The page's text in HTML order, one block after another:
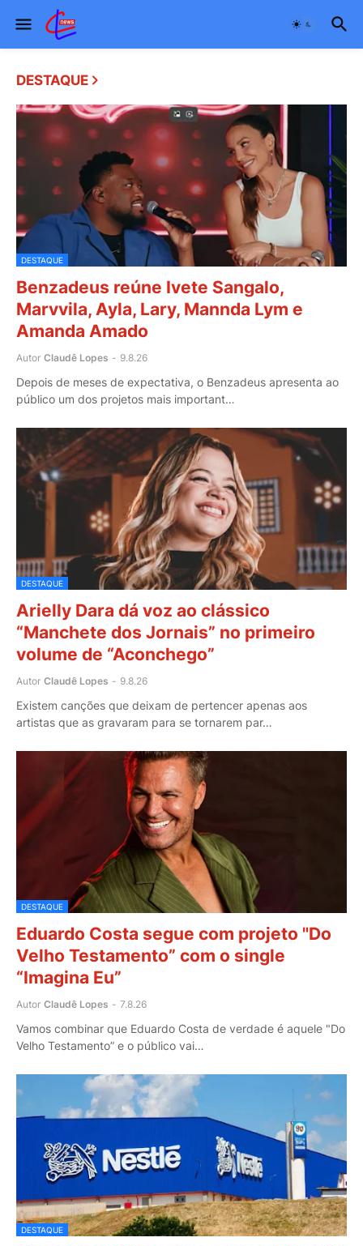
DESTAQUE
DESTAQUE
Benzadeus reúne Ivete Sangalo,
Marvvila, Ayla, Lary, Mannda Lym e
Amanda Amado
Autor Claudê Lopes - 9.8.26
Depois de meses de expectativa, o Benzadeus apresenta ao
público um dos projetos mais important…
DESTAQUE
Arielly Dara dá voz ao clássico
“Manchete dos Jornais” no primeiro
volume de “Aconchego”
Autor Claudê Lopes - 9.8.26
Existem canções que deixam de pertencer apenas aos
artistas que as gravaram para se tornarem par…
DESTAQUE
Eduardo Costa segue com projeto "Do
Velho Testamento” com o single
“Imagina Eu”
Autor Claudê Lopes - 7.8.26
Vamos combinar que Eduardo Costa de verdade é aquele "Do
Velho Testamento” e o público vai…
DESTAQUE